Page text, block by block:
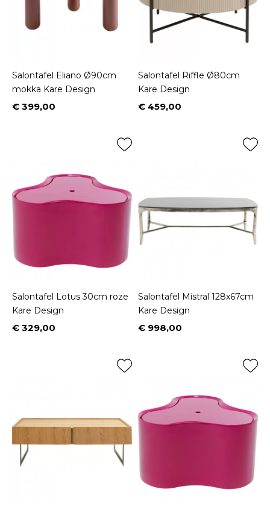
Salontafel Eliano Ø90cm
mokka Kare Design
Prijs
€ 399,00
Salontafel Riffle Ø80cm
Kare Design
Prijs
€ 459,00
Salontafel Lotus 30cm roze
Kare Design
Prijs
€ 329,00
Salontafel Mistral 128x67cm
Kare Design
Prijs
€ 998,00